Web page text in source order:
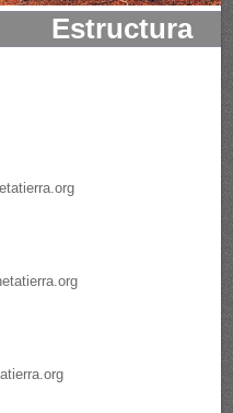
Estructura